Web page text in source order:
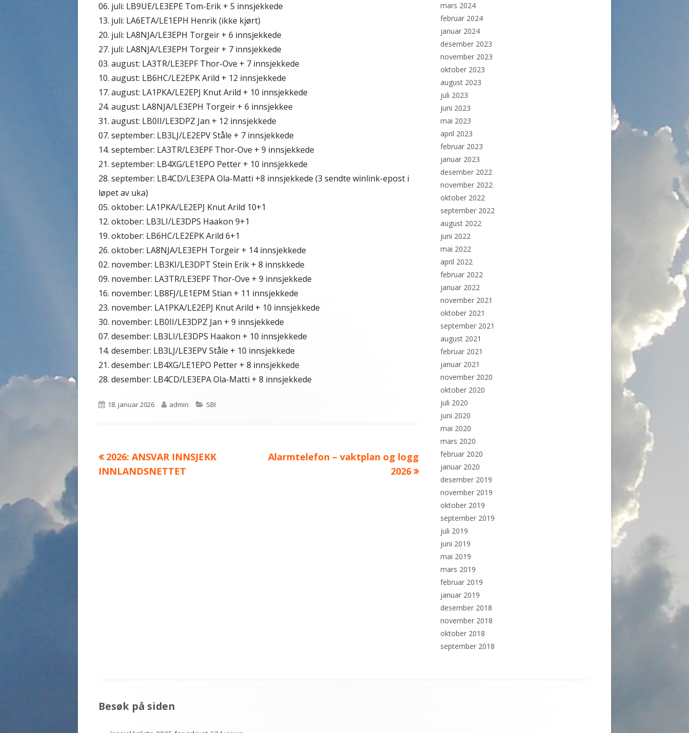
06. juli: LB9UE/LE3EPE Tom-Erik + 5 innsjekkede
13. juli: LA6ETA/LE1EPH Henrik (ikke kjørt)
20. juli: LA8NJA/LE3EPH Torgeir + 6 innsjekkede
27. juli: LA8NJA/LE3EPH Torgeir + 7 innsjekkede
03. august: LA3TR/LE3EPF Thor-Ove + 7 innsjekkede
10. august: LB6HC/LE2EPK Arild + 12 innsjekkede
17. august: LA1PKA/LE2EPJ Knut Arild + 10 innsjekkede
24. august: LA8NJA/LE3EPH Torgeir + 6 innsjekkee
31. august: LB0II/LE3DPZ Jan + 12 innsjekkede
07. september: LB3LJ/LE2EPV Ståle + 7 innsjekkede
14. september: LA3TR/LE3EPF Thor-Ove + 9 innsjekkede
21. september: LB4XG/LE1EPO Petter + 10 innsjekkede
28. september: LB4CD/LE3EPA Ola-Matti +8 innsjekkede (3 sendte winlink-epost i
løpet av uka)
05. oktober: LA1PKA/LE2EPJ Knut Arild 10+1
12. oktober: LB3LI/LE3DPS Haakon 9+1
19. oktober: LB6HC/LE2EPK Arild 6+1
26. oktober: LA8NJA/LE3EPH Torgeir + 14 innsjekkede
02. november: LB3KI/LE3DPT Stein Erik + 8 innskkede
09. november: LA3TR/LE3EPF Thor-Ove + 9 innsjekkede
16. november: LB8FJ/LE1EPM Stian + 11 innsjekkede
23. november: LA1PKA/LE2EPJ Knut Arild + 10 innsjekkede
30. november: LB0II/LE3DPZ Jan + 9 innsjekkede
07. desember: LB3LI/LE3DPS Haakon + 10 innsjekkede
14. desember: LB3LJ/LE3EPV Ståle + 10 innsjekkede
21. desember: LB4XG/LE1EPO Petter + 8 innsjekkede
28. desember: LB4CD/LE3EPA Ola-Matti + 8 innsjekkede
Publisert
18. januar 2026 Forfatter
admin Kategorier
SBI
Innleggsnavigasjon
Forrige
artikkel:
2026: ANSVAR INNSJEKK
INNLANDSNETTET
Neste
Alarmtelefon – vaktplan og logg
2026
mars 2024
februar 2024
januar 2024
desember 2023
november 2023
oktober 2023
august 2023
juli 2023
juni 2023
mai 2023
april 2023
februar 2023
januar 2023
desember 2022
november 2022
oktober 2022
september 2022
august 2022
juni 2022
mai 2022
april 2022
februar 2022
januar 2022
november 2021
oktober 2021
september 2021
august 2021
februar 2021
januar 2021
november 2020
oktober 2020
juli 2020
juni 2020
mai 2020
mars 2020
februar 2020
januar 2020
desember 2019
november 2019
oktober 2019
september 2019
juli 2019
juni 2019
mai 2019
mars 2019
februar 2019
januar 2019
desember 2018
november 2018
oktober 2018
september 2018
Besøk på siden